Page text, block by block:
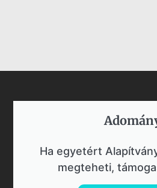
Ha egyetért
megteheti,